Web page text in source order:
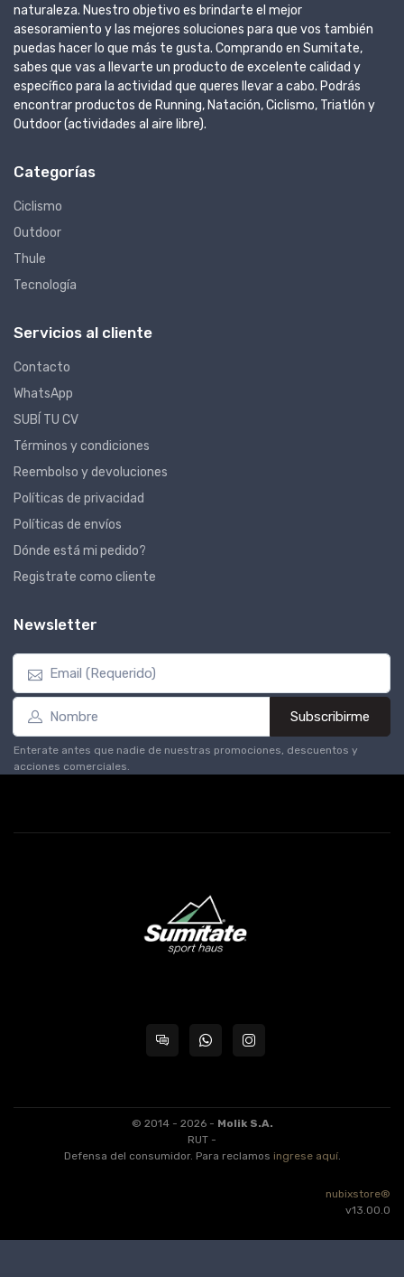
naturaleza. Nuestro objetivo es brindarte el mejor
asesoramiento y las mejores soluciones para que vos también
puedas hacer lo que más te gusta. Comprando en Sumitate,
sabes que vas a llevarte un producto de excelente calidad y
específico para la actividad que queres llevar a cabo. Podrás
encontrar productos de Running, Natación, Ciclismo, Triatlón y
Outdoor (actividades al aire libre).
Categorías
Ciclismo
Outdoor
Thule
Tecnología
Servicios al cliente
Contacto
WhatsApp
SUBÍ TU CV
Términos y condiciones
Reembolso y devoluciones
Políticas de privacidad
Políticas de envíos
Dónde está mi pedido?
Registrate como cliente
Newsletter
Subscribirme
Enterate antes que nadie de nuestras promociones, descuentos y
acciones comerciales.
© 2014 - 2026 - Molik S.A.
RUT -
Defensa del consumidor. Para reclamos ingrese aquí.
nubixstore®
v13.00.0